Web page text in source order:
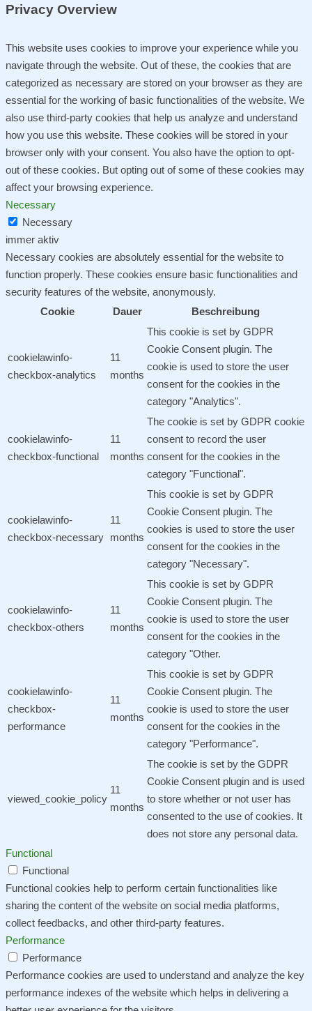
Privacy Overview
This website uses cookies to improve your experience while you
navigate through the website. Out of these, the cookies that are
categorized as necessary are stored on your browser as they are
essential for the working of basic functionalities of the website. We
also use third-party cookies that help us analyze and understand
how you use this website. These cookies will be stored in your
browser only with your consent. You also have the option to opt-
out of these cookies. But opting out of some of these cookies may
affect your browsing experience.
Necessary
Necessary
immer aktiv
Necessary cookies are absolutely essential for the website to
function properly. These cookies ensure basic functionalities and
security features of the website, anonymously.
Cookie
Dauer Beschreibung
cookielawinfo-
checkbox-analytics
11
months
This cookie is set by GDPR
Cookie Consent plugin. The
cookie is used to store the user
consent for the cookies in the
category "Analytics".
cookielawinfo-
checkbox-functional
11
months
The cookie is set by GDPR cookie
consent to record the user
consent for the cookies in the
category "Functional".
cookielawinfo-
checkbox-necessary
11
months
This cookie is set by GDPR
Cookie Consent plugin. The
cookies is used to store the user
consent for the cookies in the
category "Necessary".
cookielawinfo-
checkbox-others
11
months
This cookie is set by GDPR
Cookie Consent plugin. The
cookie is used to store the user
consent for the cookies in the
category "Other.
cookielawinfo-
checkbox-
performance
11
months
This cookie is set by GDPR
Cookie Consent plugin. The
cookie is used to store the user
consent for the cookies in the
category "Performance".
viewed_cookie_policy
11
months
The cookie is set by the GDPR
Cookie Consent plugin and is used
to store whether or not user has
consented to the use of cookies. It
does not store any personal data.
Functional
Functional
Functional cookies help to perform certain functionalities like
sharing the content of the website on social media platforms,
collect feedbacks, and other third-party features.
Performance
Performance
Performance cookies are used to understand and analyze the key
performance indexes of the website which helps in delivering a